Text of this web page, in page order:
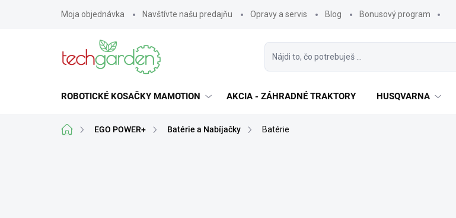
Moja objednávka Navštívte našu predajňu Opravy a servis Blog Bonusový program
ROBOTICKÉ KOSAČKY MAMOTION AKCIA - ZÁHRADNÉ TRAKTORY HUSQVARNA
DomovEGO POWER+ Batérie a Nabíjačky Batérie